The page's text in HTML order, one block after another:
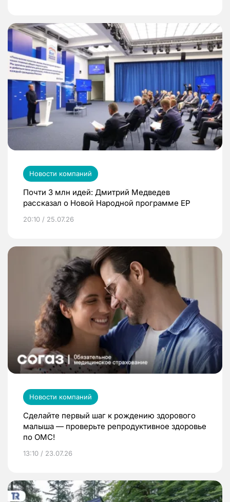
Новости компаний
Почти 3 млн идей: Дмитрий Медведев
рассказал о Новой Народной программе ЕР
20:10 / 25.07.26
Новости компаний
Сделайте первый шаг к рождению здорового
малыша — проверьте репродуктивное здоровье
по ОМС!
13:10 / 23.07.26